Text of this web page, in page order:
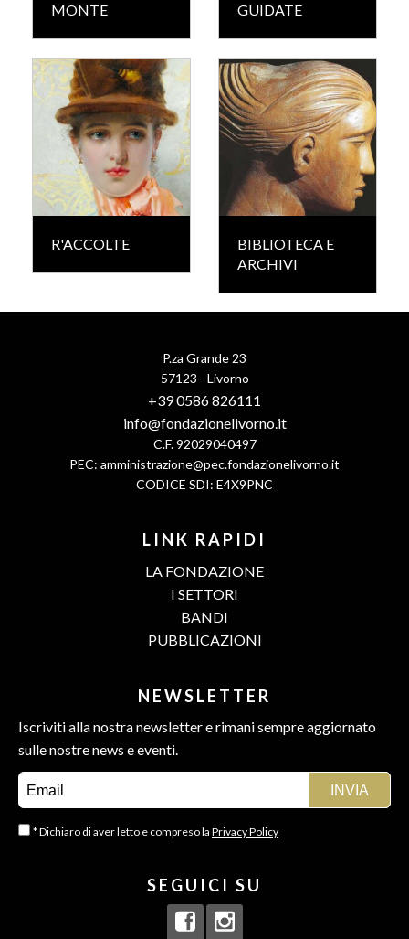
MONTE
GUIDATE
R'ACCOLTE
BIBLIOTECA E
ARCHIVI
P.za Grande 23
57123 - Livorno
+39 0586 826111
info@fondazionelivorno.it
C.F. 92029040497
PEC: amministrazione@pec.fondazionelivorno.it
CODICE SDI: E4X9PNC
LINK RAPIDI
LA FONDAZIONE
I SETTORI
BANDI
PUBBLICAZIONI
NEWSLETTER
Iscriviti alla nostra newsletter e rimani sempre aggiornato
sulle nostre news e eventi.
* Dichiaro di aver letto e compreso la Privacy Policy
SEGUICI SU